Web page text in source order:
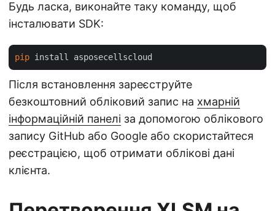
Будь ласка, виконайте таку команду, щоб
інсталювати SDK:
pip
Після встановлення зареєструйте
безкоштовний обліковий запис на хмарній
інформаційній панелі за допомогою облікового
запису GitHub або Google або скористайтеся
реєстрацією, щоб отримати облікові дані
клієнта.